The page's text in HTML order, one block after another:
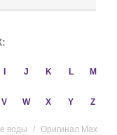
J K L M
V W X Y Z
воды / Оригинал Max